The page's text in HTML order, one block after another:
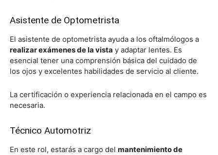
Asistente de Optometrista
El asistente de optometrista ayuda a los oftalmólogos a
realizar exámenes de la vista y adaptar lentes. Es
esencial tener una comprensión básica del cuidado de
los ojos y excelentes habilidades de servicio al cliente.
La certificación o experiencia relacionada en el campo es
necesaria.
Técnico Automotriz
En este rol, estarás a cargo del mantenimiento de